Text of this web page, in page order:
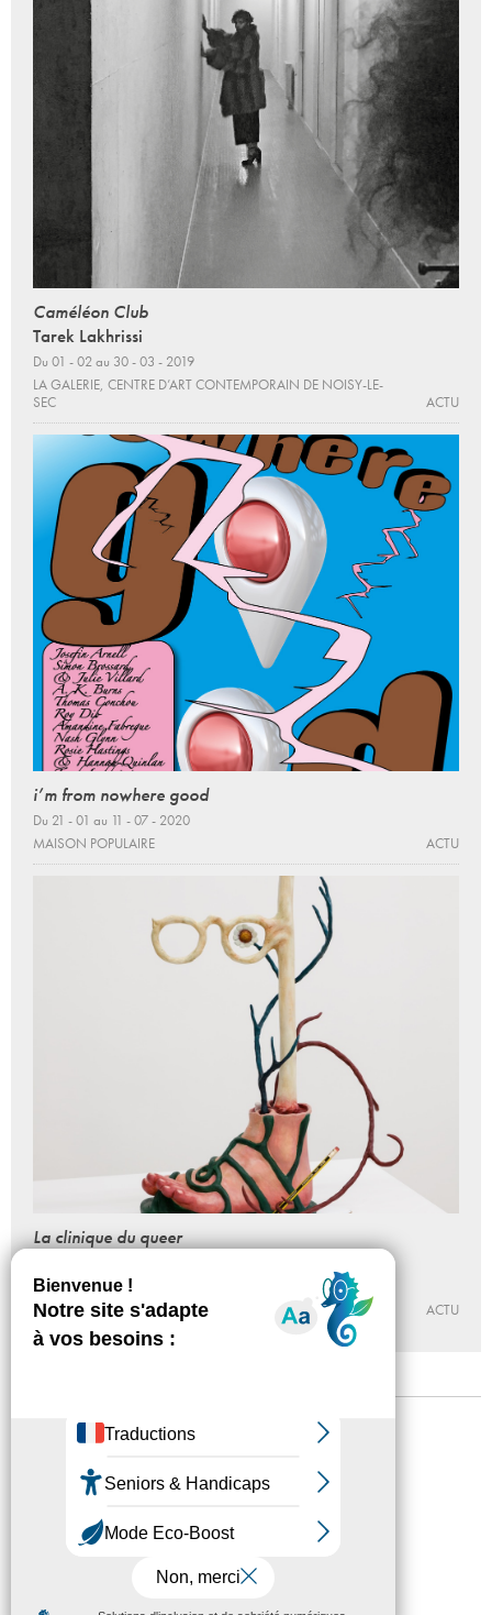
Caméléon Club
Tarek Lakhrissi
Du 01 - 02 au 30 - 03 - 2019
LA GALERIE, CENTRE D’ART CONTEMPORAIN DE NOISY-LE-
SEC
ACTU
i’m from nowhere good
Du 21 - 01 au 11 - 07 - 2020
MAISON POPULAIRE
ACTU
La clinique du queer
Du 26 - 09 - 2020 au 10 - 07 - 2021
MAISON POPULAIRE
ACTU
Accessibilité
Presse